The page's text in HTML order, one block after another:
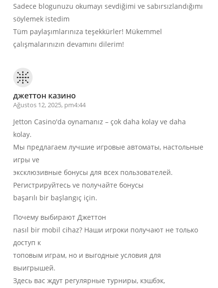
Sadece blogunuzu okumayı sevdiğimi ve sabırsızlandığımı
söylemek istedim
Tüm paylaşımlarınıza teşekkürler! Mükemmel
çalışmalarınızın devamını dilerim!
джеттон казино
Ağustos 12, 2025, pm4:44
Jetton Casino'da oynamanız – çok daha kolay ve daha
kolay.
Мы предлагаем лучшие игровые автоматы, настольные
игры ve
эксклюзивные бонусы для всех пользователей.
Регистрируйтесь ve получайте бонусы
başarılı bir başlangıç için.
Почему выбирают Джеттон
nasıl bir mobil cihaz? Наши игроки получают не только
доступ к
топовым играм, но и выгодные условия для
выигрышей.
Здесь вас ждут регулярные турниры, кэшбэк,